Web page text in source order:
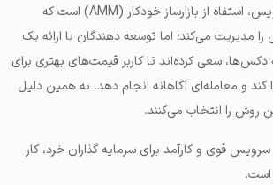
یکی از نواقص این سرویس، استفاه از بازارساز خودکار (AMM) است که
مدیریت می‌کند؛ اما توسعه دهندگان با ارائه یک
سعی کرده‌اند تا کاربر قیمت‌های بهتری برای
کند و معامله‌ای آگاهانه انجام دهد. به همین دلیل
روش را انتخاب می‌کنند.
قوی و کارآمد برای سرمایه گذاران خرد، کار
است.